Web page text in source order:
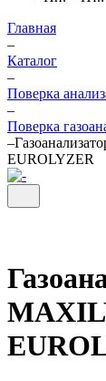
Главная
–
Каталог
–
Поверка
–
Поверка
–
EUROLYZER